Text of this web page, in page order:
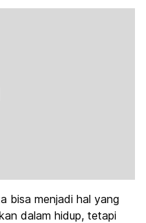
bisa menjadi hal yang
dalam hidup, tetapi